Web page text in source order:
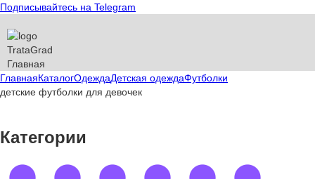
Подписывайтесь на Telegram
TrataGrad
Главная
ГлавнаяКаталогОдеждаДетская одеждаФутболки
детские футболки для девочек
Категории